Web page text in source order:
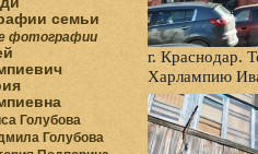
г. Краснодар.
Харлампию
семьи
фотографии
Голубова
Голубова